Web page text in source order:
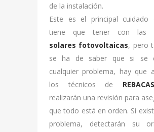
de la instalación.
Este es el principal cuidado
tiene que tener con las
solares fotovoltaicas, pero
se ha de saber que si se
cualquier problema, hay que
los técnicos de REBACAS
realizarán una revisión para
que todo está en orden. Si
problema, detectarán su